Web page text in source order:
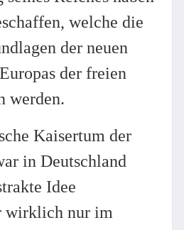
welche die
der neuen
der freien
werden.
Kaisertum der
in Deutschland
Idee
wirklich nur im